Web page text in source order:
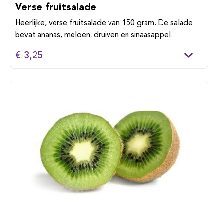
Verse fruitsalade
Heerlijke, verse fruitsalade van 150 gram. De salade
bevat ananas, meloen, druiven en sinaasappel.
€ 3,25